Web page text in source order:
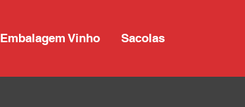
Embalagem Vinho Sacolas